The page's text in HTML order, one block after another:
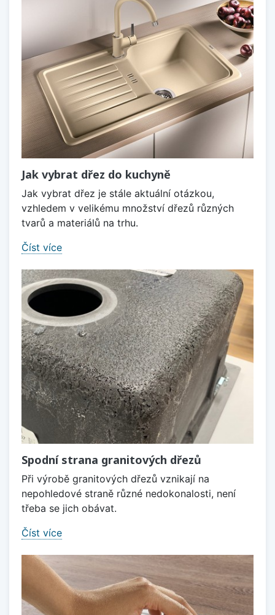
Jak vybrat dřez do kuchyně
Jak vybrat dřez je stále aktuální otázkou,
vzhledem v velikému množství dřezů různých
tvarů a materiálů na trhu.
Číst více
Spodní strana granitových dřezů
Při výrobě granitových dřezů vznikají na
nepohledové straně různé nedokonalosti, není
třeba se jich obávat.
Číst více